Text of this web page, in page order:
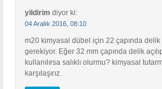
yildirim diyor ki:
04 Aralık 2016, 08:10
m20 kimyasal dübel için 22 çapında delik
gerekiyor. Eğer 32 mm çapında delik
kullanılırsa salıklı olurmu? kimyasal
karşılaşırız.